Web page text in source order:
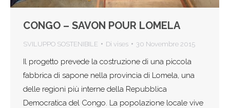
CONGO – SAVON POUR LOMELA
SVILUPPO SOSTENIBILE Di vises 30 Novembre 2015
Il progetto prevede la costruzione di una piccola
fabbrica di sapone nella provincia di Lomela, una
delle regioni più interne della Repubblica
Democratica del Congo. La popolazione locale vive